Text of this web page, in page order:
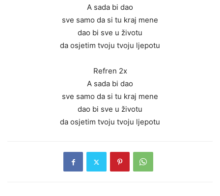
A sada bi dao
sve samo da si tu kraj mene
dao bi sve u životu
da osjetim tvoju tvoju ljepotu
Refren 2x
A sada bi dao
sve samo da si tu kraj mene
dao bi sve u životu
da osjetim tvoju tvoju ljepotu